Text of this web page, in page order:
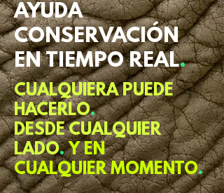
AYUDA
CONSERVACIÓN
EN TIEMPOREAL.
CUALQUIERA PUEDE
HACERLO.
DESDE CUALQUIER
LADO. Y EN
CUALQUIER MOMENTO.